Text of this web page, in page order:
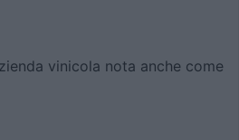
vinicola nota anche come